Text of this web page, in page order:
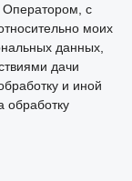
Оператором, с
моих
данных,
дачи
и иной
обработку